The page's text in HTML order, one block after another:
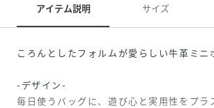
アイテム説明 サイズ
ころんとしたフォルムが愛らしい牛革ミニ
-デザイン-
毎日使うバッグに、遊び心と実用性をプラ